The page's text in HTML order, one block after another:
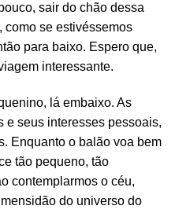
sair do chão dessa
como se estivéssemos
para baixo. Espero que,
interessante.
lá embaixo. As
e seus interesses pessoais,
Enquanto o balão voa bem
tão pequeno, tão
contemplarmos o céu,
do universo do